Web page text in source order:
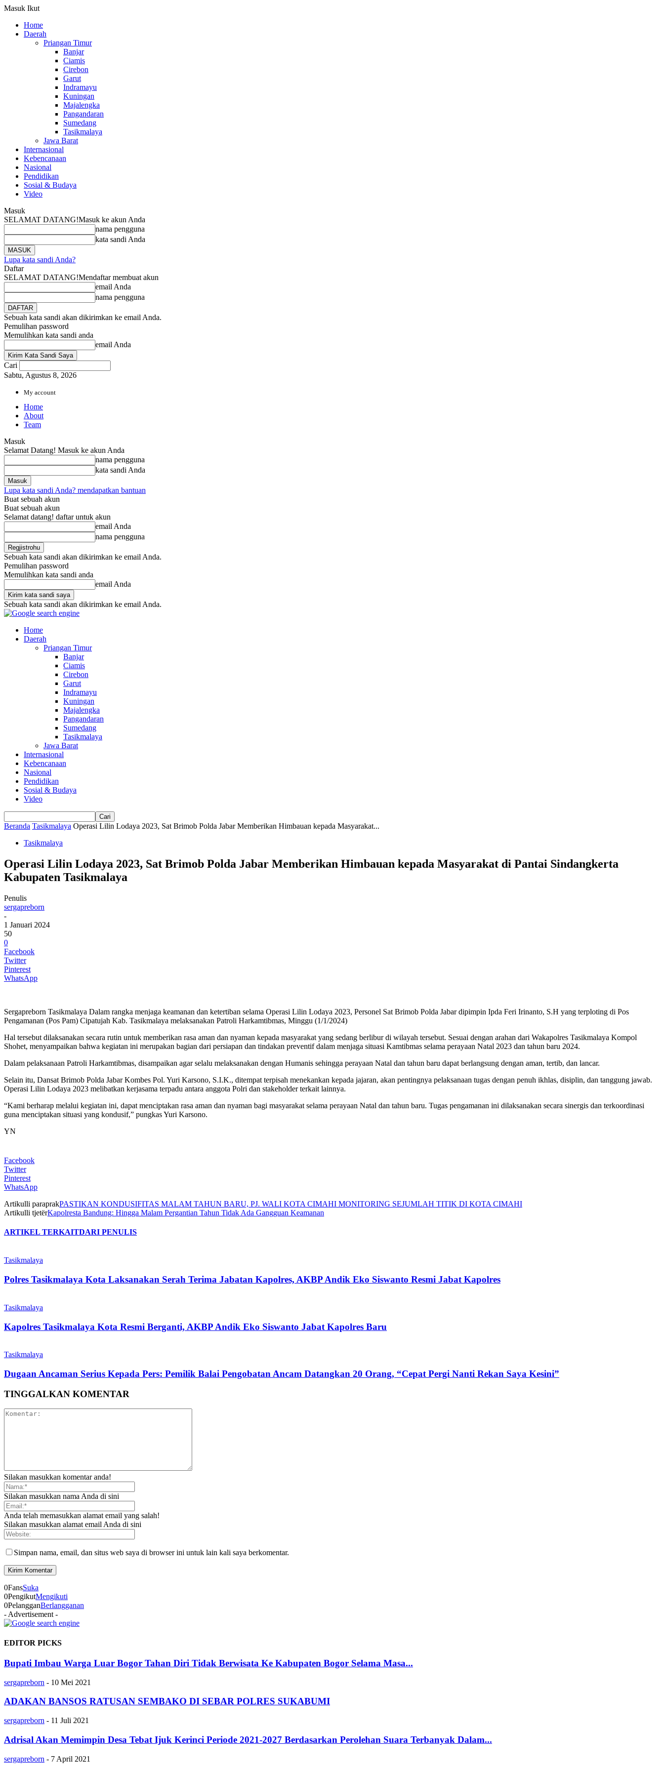
Masuk Ikut
Home
Daerah
Priangan Timur
Banjar
Ciamis
Cirebon
Garut
Indramayu
Kuningan
Majalengka
Pangandaran
Sumedang
Tasikmalaya
Jawa Barat
Internasional
Kebencanaan
Nasional
Pendidikan
Sosial & Budaya
Video
Masuk
SELAMAT DATANG!Masuk ke akun Anda
nama pengguna
kata sandi Anda
Lupa kata sandi Anda?
Daftar
SELAMAT DATANG!Mendaftar membuat akun
email Anda
nama pengguna
Sebuah kata sandi akan dikirimkan ke email Anda.
Pemulihan password
Memulihkan kata sandi anda
email Anda
Cari
Sabtu, Agustus 8, 2026
My account
Home
About
Team
Masuk
Selamat Datang! Masuk ke akun Anda
nama pengguna
kata sandi Anda
Lupa kata sandi Anda? mendapatkan bantuan
Buat sebuah akun
Buat sebuah akun
Selamat datang! daftar untuk akun
email Anda
nama pengguna
Sebuah kata sandi akan dikirimkan ke email Anda.
Pemulihan password
Memulihkan kata sandi anda
email Anda
Sebuah kata sandi akan dikirimkan ke email Anda.
Home
Daerah
Priangan Timur
Banjar
Ciamis
Cirebon
Garut
Indramayu
Kuningan
Majalengka
Pangandaran
Sumedang
Tasikmalaya
Jawa Barat
Internasional
Kebencanaan
Nasional
Pendidikan
Sosial & Budaya
Video
Beranda Tasikmalaya Operasi Lilin Lodaya 2023, Sat Brimob Polda Jabar Memberikan Himbauan kepada Masyarakat...
Tasikmalaya
Operasi Lilin Lodaya 2023, Sat Brimob Polda Jabar Memberikan Himbauan kepada Masyarakat di Pantai Sindangkerta
Kabupaten Tasikmalaya
Penulis
sergapreborn
-
1 Januari 2024
50
0
Facebook
Twitter
Pinterest
WhatsApp
Sergapreborn Tasikmalaya Dalam rangka menjaga keamanan dan ketertiban selama Operasi Lilin Lodaya 2023, Personel Sat Brimob Polda Jabar dipimpin Ipda Feri Irinanto, S.H yang terploting di Pos
Pengamanan (Pos Pam) Cipatujah Kab. Tasikmalaya melaksanakan Patroli Harkamtibmas, Minggu (1/1/2024)
Hal tersebut dilaksanakan secara rutin untuk memberikan rasa aman dan nyaman kepada masyarakat yang sedang berlibur di wilayah tersebut. Sesuai dengan arahan dari Wakapolres Tasikmalaya Kompol
Shohet, menyampaikan bahwa kegiatan ini merupakan bagian dari persiapan dan tindakan preventif dalam menjaga situasi Kamtibmas selama perayaan Natal 2023 dan tahun baru 2024.
Dalam pelaksanaan Patroli Harkamtibmas, disampaikan agar selalu melaksanakan dengan Humanis sehingga perayaan Natal dan tahun baru dapat berlangsung dengan aman, tertib, dan lancar.
Selain itu, Dansat Brimob Polda Jabar Kombes Pol. Yuri Karsono, S.I.K., ditempat terpisah menekankan kepada jajaran, akan pentingnya pelaksanaan tugas dengan penuh ikhlas, disiplin, dan tanggung jawab.
Operasi Lilin Lodaya 2023 melibatkan kerjasama terpadu antara anggota Polri dan stakeholder terkait lainnya.
“Kami berharap melalui kegiatan ini, dapat menciptakan rasa aman dan nyaman bagi masyarakat selama perayaan Natal dan tahun baru. Tugas pengamanan ini dilaksanakan secara sinergis dan terkoordinasi
guna menciptakan situasi yang kondusif,” pungkas Yuri Karsono.
YN
Facebook
Twitter
Pinterest
WhatsApp
Artikulli paraprakPASTIKAN KONDUSIFITAS MALAM TAHUN BARU, PJ. WALI KOTA CIMAHI MONITORING SEJUMLAH TITIK DI KOTA CIMAHI
Artikulli tjetërKapolresta Bandung: Hingga Malam Pergantian Tahun Tidak Ada Gangguan Keamanan
ARTIKEL TERKAITDARI PENULIS
Tasikmalaya
Polres Tasikmalaya Kota Laksanakan Serah Terima Jabatan Kapolres, AKBP Andik Eko Siswanto Resmi Jabat Kapolres
Tasikmalaya
Kapolres Tasikmalaya Kota Resmi Berganti, AKBP Andik Eko Siswanto Jabat Kapolres Baru
Tasikmalaya
Dugaan Ancaman Serius Kepada Pers: Pemilik Balai Pengobatan Ancam Datangkan 20 Orang, “Cepat Pergi Nanti Rekan Saya Kesini”
TINGGALKAN KOMENTAR
Silakan masukkan komentar anda!
Silakan masukkan nama Anda di sini
Anda telah memasukkan alamat email yang salah!
Silakan masukkan alamat email Anda di sini
Simpan nama, email, dan situs web saya di browser ini untuk lain kali saya berkomentar.
0FansSuka
0PengikutMengikuti
0PelangganBerlangganan
- Advertisement -
EDITOR PICKS
Bupati Imbau Warga Luar Bogor Tahan Diri Tidak Berwisata Ke Kabupaten Bogor Selama Masa...
sergapreborn - 10 Mei 2021
ADAKAN BANSOS RATUSAN SEMBAKO DI SEBAR POLRES SUKABUMI
sergapreborn - 11 Juli 2021
Adrisal Akan Memimpin Desa Tebat Ijuk Kerinci Periode 2021-2027 Berdasarkan Perolehan Suara Terbanyak Dalam...
sergapreborn - 7 April 2021